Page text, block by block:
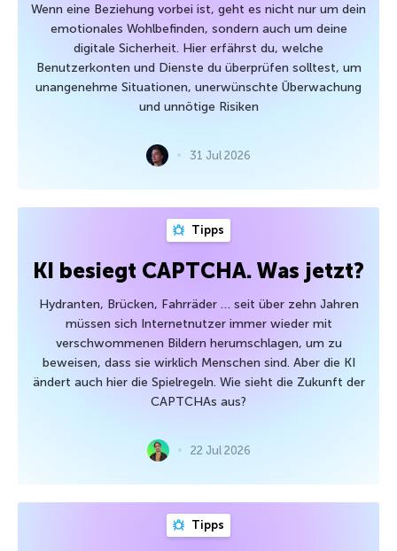
Wenn eine Beziehung vorbei ist, geht es nicht nur um dein
emotionales Wohlbefinden, sondern auch um deine
digitale Sicherheit. Hier erfährst du, welche
Benutzerkonten und Dienste du überprüfen solltest, um
unangenehme Situationen, unerwünschte Überwachung
und unnötige Risiken
31 Jul 2026
Tipps
KI besiegt CAPTCHA. Was jetzt?
Hydranten, Brücken, Fahrräder … seit über zehn Jahren
müssen sich Internetnutzer immer wieder mit
verschwommenen Bildern herumschlagen, um zu
beweisen, dass sie wirklich Menschen sind. Aber die KI
ändert auch hier die Spielregeln. Wie sieht die Zukunft der
CAPTCHAs aus?
22 Jul 2026
Tipps